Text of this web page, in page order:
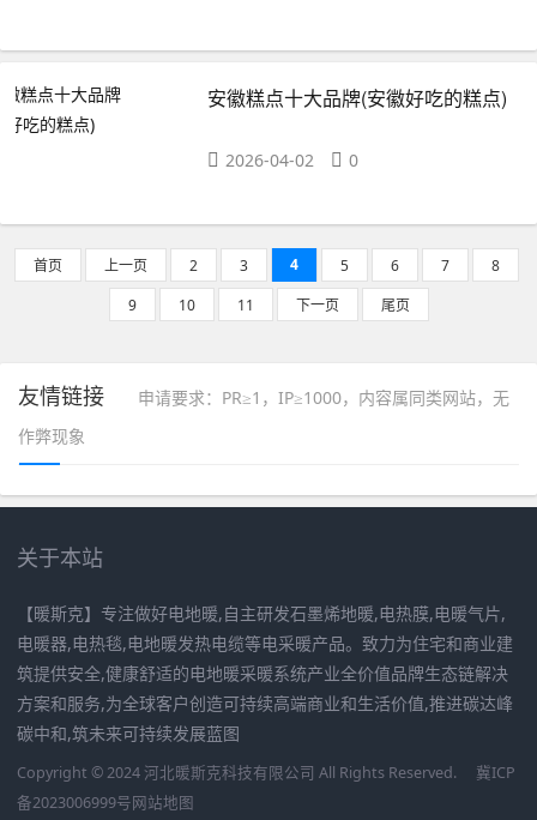
安徽糕点十大品牌(安徽好吃的糕点)
2026-04-02 0
首页 上一页 2 3 4 5 6 7
8
9
10 11 下一页 尾页
友情链接
申请要求：PR≥1，IP≥1000，内容属同类网站，无
作弊现象
关于本站
【暖斯克】专注做好电地暖,自主研发石墨烯地暖,电热膜,电暖气片,
电暖器,电热毯,电地暖发热电缆等电采暖产品。致力为住宅和商业建
筑提供安全,健康舒适的电地暖采暖系统产业全价值品牌生态链解决
方案和服务,为全球客户创造可持续高端商业和生活价值,推进碳达峰
碳中和,筑未来可持续发展蓝图
Copyright © 2024 河北暖斯克科技有限公司 All Rights Reserved.
冀ICP
备2023006999号网站地图